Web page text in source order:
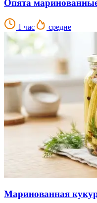
Опята
1 час средне
Маринованная